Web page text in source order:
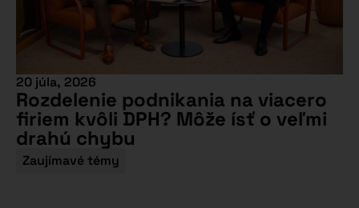
20 júla, 2026
Rozdelenie podnikania na viacero
firiem kvôli DPH? Môže ísť o veľmi
drahú chybu
Zaujímavé témy